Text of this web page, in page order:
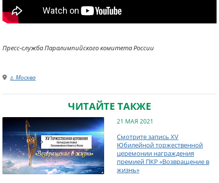
Пресс-служба Паралимпийского комитета России
г. Москва
ЧИТАЙТЕ ТАКЖЕ
21 МАЯ 2021
Смотрите запись XV
Юбилейной торжественной
церемонии награждения
премией ПКР «Возвращение в
жизнь»